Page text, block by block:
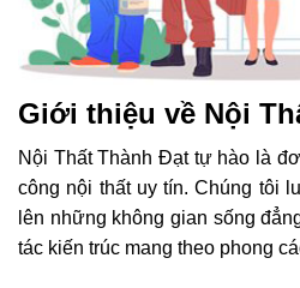
Giới thiệu về Nội
Nội Thất Thành Đạt tự hào là
công nội thất uy tín. Chúng tôi
lên những không gian sống
tác kiến trúc mang theo phong